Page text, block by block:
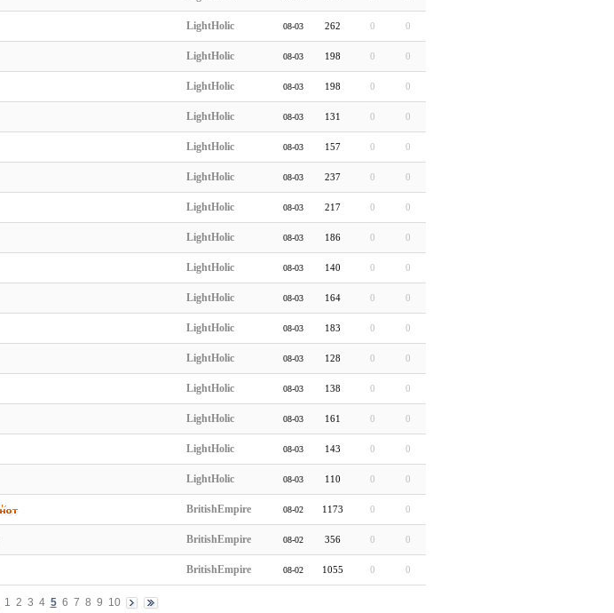
LightHolic 08-03 262 0 0
LightHolic 08-03 198 0 0
LightHolic 08-03 198 0 0
LightHolic 08-03 131 0 0
LightHolic 08-03 157 0 0
LightHolic 08-03 237 0 0
LightHolic 08-03 217 0 0
LightHolic 08-03 186 0 0
LightHolic 08-03 140 0 0
LightHolic 08-03 164 0 0
LightHolic 08-03 183 0 0
LightHolic 08-03 128 0 0
LightHolic 08-03 138 0 0
LightHolic 08-03 161 0 0
LightHolic 08-03 143 0 0
LightHolic 08-03 110 0 0
BritishEmpire 08-02 1173 0 0
BritishEmpire 08-02 356 0 0
BritishEmpire 08-02 1055 0 0
1 2 3 4 5 6 7 8 9 10